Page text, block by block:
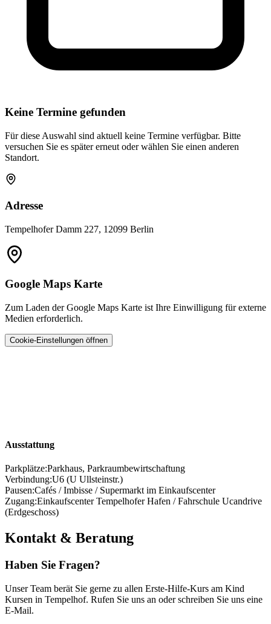
Keine Termine gefunden
Für diese Auswahl sind aktuell keine Termine verfügbar. Bitte
versuchen Sie es später erneut oder wählen Sie einen anderen
Standort.
Adresse
Tempelhofer Damm 227, 12099 Berlin
Google Maps Karte
Zum Laden der Google Maps Karte ist Ihre Einwilligung für externe
Medien erforderlich.
Cookie-Einstellungen öffnen
Ausstattung
Parkplätze:Parkhaus, Parkraumbewirtschaftung
Verbindung:U6 (U Ullsteinstr.)
Pausen:Cafés / Imbisse / Supermarkt im Einkaufscenter
Zugang:Einkaufscenter Tempelhofer Hafen / Fahrschule Ucandrive
(Erdgeschoss)
Kontakt & Beratung
Haben Sie Fragen?
Unser Team berät Sie gerne zu allen Erste-Hilfe-Kurs am Kind
Kursen in Tempelhof. Rufen Sie uns an oder schreiben Sie uns eine
E-Mail.